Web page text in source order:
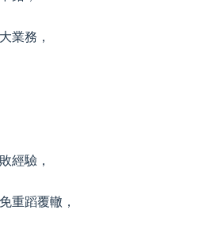
業務，
經驗，
重蹈覆轍，